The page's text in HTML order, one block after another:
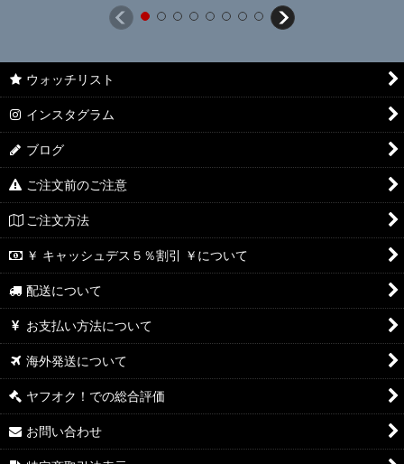
ウォッチリスト
インスタグラム
ブログ
ご注文前のご注意
ご注文方法
￥ キャッシュデス５％割引 ￥について
配送について
お支払い方法について
海外発送について
ヤフオク！での総合評価
お問い合わせ